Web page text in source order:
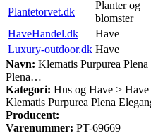
Plantetorvet.dk
Planter og
blomster
HaveHandel.dk
Have
Luxury-outdoor.dk Have
Navn: Klematis Purpurea
Plena…
Kategori: Hus og Have >
Klematis Purpurea Plena
Producent:
Varenummer: PT-69669